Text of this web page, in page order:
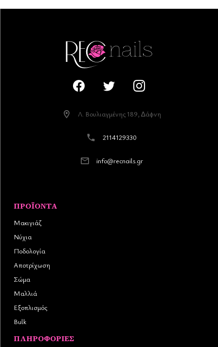
Λ. Βουλιαγµένης 189, ∆άφνη
2114129330
info@recnails.gr
ΠΡΟΪΌΝΤΑ
Μακιγιάζ
Νύχια
Ποδολογία
Αποτρίχωση
Σώμα
Μαλλιά
Εξοπλισμός
Bulk
ΠΛΗΡΟΦΟΡΊΕΣ